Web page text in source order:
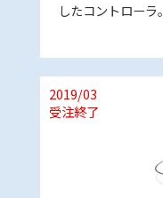
したコントロー
2019/03
受注終了